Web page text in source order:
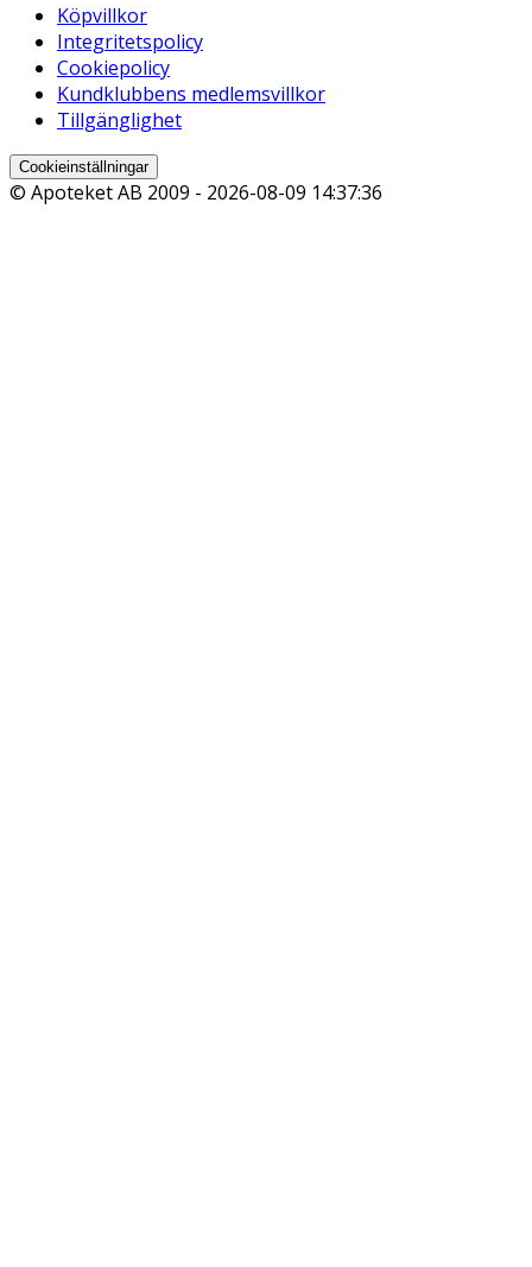
Köpvillkor
Integritetspolicy
Cookiepolicy
Kundklubbens medlemsvillkor
Tillgänglighet
Cookieinställningar
© Apoteket AB 2009 - 2026-08-09 14:37:36